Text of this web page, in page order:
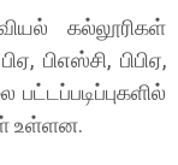
கல்லூரிகள்
பிஎஸ்சி, பிபிஏ,
பட்டப்படிப்புகளில்
உள்ளன.